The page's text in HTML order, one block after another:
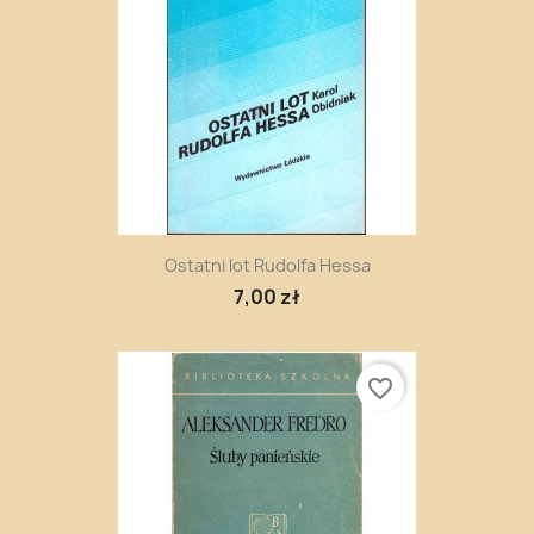
Ostatni lot Rudolfa Hessa
7,00 zł
favorite_border